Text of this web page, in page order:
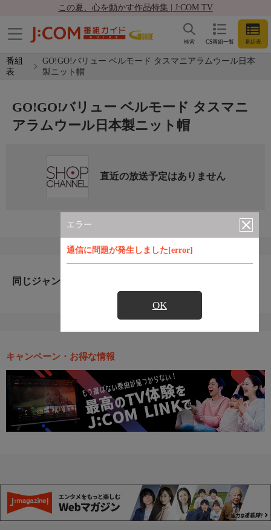
この夏、心を動かす作品特集 | J:COM TV
CS番組一覧 番組表
検索
番組
表
GO!GO!バリュー ベルモード タスマニアラムウール日本
製ニット帽
エラー
通信に問題が発生しました[error]
OK
GO!GO!バリュー ベルモード タスマニ
アラムウール日本製ニット帽
直近の放送予定はありません
同じジャンルのおすすめ番組
キャンペーン・お得な情報